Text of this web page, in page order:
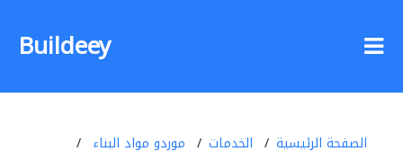
Buildeey
الصفحة الرئيسية الخدمات
موردو مواد البناء